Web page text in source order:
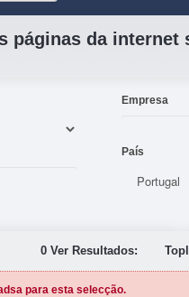
páginas da internet
Empresa
País
0 Ver Resultados:
para esta selecção.